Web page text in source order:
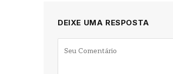
DEIXE UMA RESPOSTA